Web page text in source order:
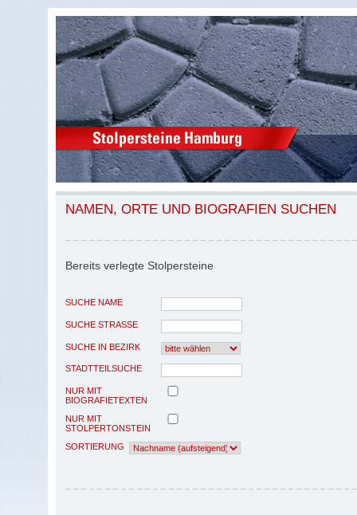
NAMEN, ORTE UND BIOGRAFIEN SUCHEN
Bereits verlegte Stolpersteine
SUCHE NAME
SUCHE STRASSE
SUCHE IN BEZIRK
STADTTEILSUCHE
NUR MIT
BIOGRAFIETEXTEN
NUR MIT
STOLPERTONSTEIN
SORTIERUNG